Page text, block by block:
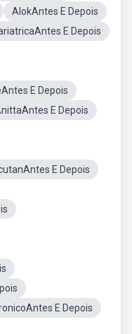
AlokAntes E Depois
E Depois
E Depois
E Depois
E Depois
E Depois